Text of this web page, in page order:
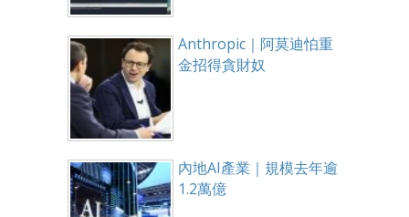
Anthropic｜阿莫迪怕重
金招得貪財奴
內地AI產業｜規模去年逾
1.2萬億